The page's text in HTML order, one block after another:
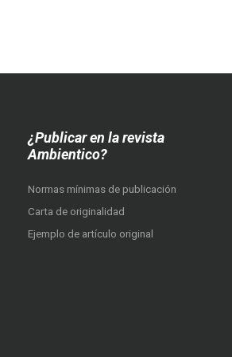
¿Publicar en la revista
Ambientico?
Normas mínimas de publicación
Carta de originalidad
Ejemplo de artículo original